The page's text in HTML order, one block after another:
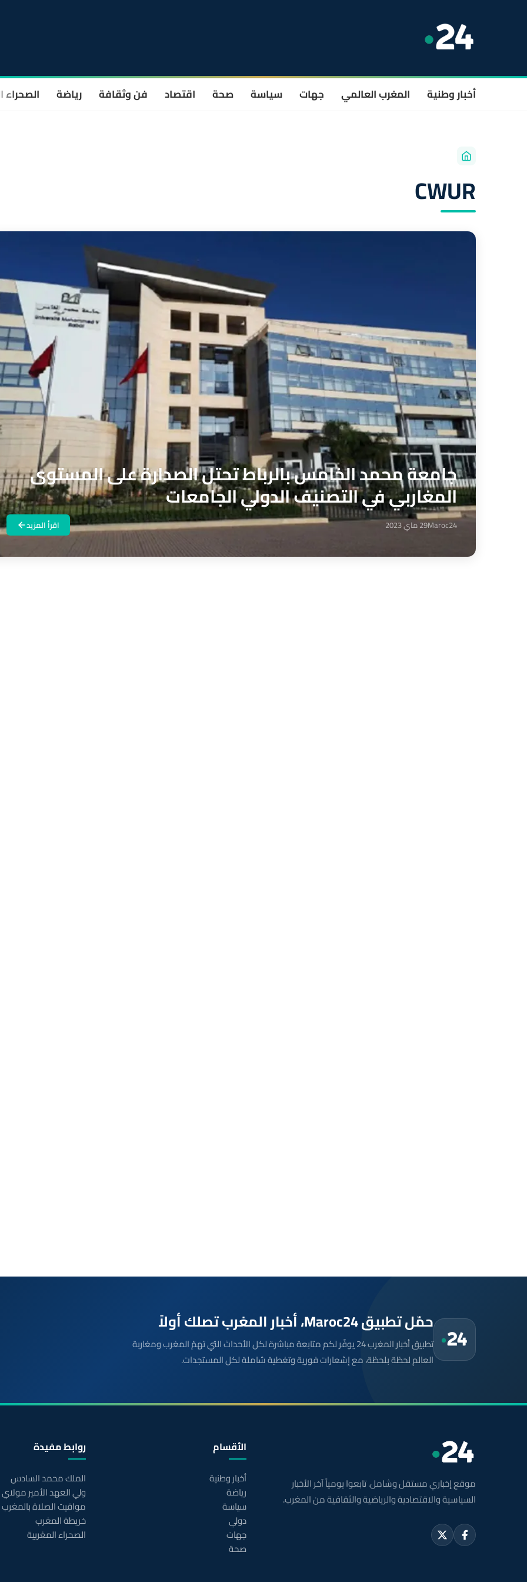
أخبار وطنية المغرب العالمي جهات سياسة صحة اقتصاد فن وثقافة رياضة الصحراء
CWUR
جامعة محمد الخامس بالرباط تحتل الصدارة على المستوى
المغاربي في التصنيف الدولي الجامعات
Maroc2429 ماي 2023 اقرأ المزيد
حمّل تطبيق Maroc24، أخبار المغرب تصلك أولاً
تطبيق أخبار المغرب 24 يوفّر لكم متابعة مباشرة لكل الأحداث التي تهمّ المغرب ومغاربة
العالم لحظة بلحظة، مع إشعارات فورية وتغطية شاملة لكل المستجدات.
موقع إخباري مستقل وشامل. تابعوا يومياً آخر الأخبار
السياسية والاقتصادية والرياضية والثقافية من المغرب.
الأقسام
أخبار وطنية
رياضة
سياسة
دولي
جهات
صحة
روابط مفيدة
الملك محمد السادس
ولي العهد الأمير
مواقيت الصلاة بالمغرب
خريطة المغرب
الصحراء المغربية